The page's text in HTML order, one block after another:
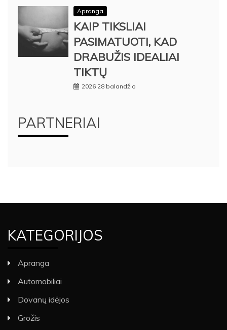
Apranga
KAIP TIKSLIAI
PASIMATUOTI, KAD
DRABUŽIS IDEALIAI
TIKTŲ
2026 28 balandžio
PARTNERIAI
KATEGORIJOS
Apranga
Automobiliai
Dovanų idėjos
Grožis